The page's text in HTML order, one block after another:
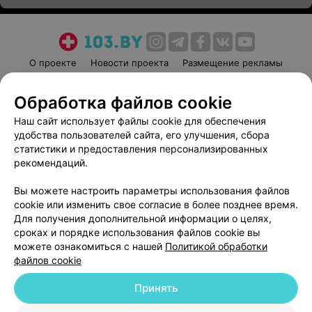
О проекте Новости проекта
Размещение рекламы
Пользовательское соглашение
Способы оплаты
Вакансии
Партнеры
Написать руководителю 103.by
Обработка персональных данных
© 2026 ООО «Артокс Лаб», УНП 191700409
| 220012, Республика Беларусь,
Обработка файлов cookie
Наш сайт использует файлы cookie для обеспечения
удобства пользователей сайта, его улучшения, сбора
статистики и предоставления персонализированных
рекомендаций.
Вы можете настроить параметры использования файлов
cookie или изменить свое согласие в более позднее время.
Для получения дополнительной информации о целях,
сроках и порядке использования файлов cookie вы
можете ознакомиться с нашей Политикой обработки
файлов cookie
Принять